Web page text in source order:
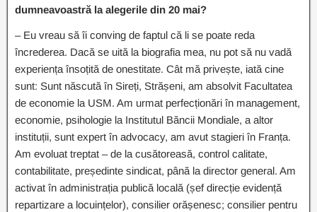
dumneavoastră la alegerile din 20 mai?
– Eu vreau să îi conving de faptul că li se poate reda
încrederea. Dacă se uită la biografia mea, nu pot să nu vadă
experiența însoțită de onestitate. Cât mă privește, iată cine
sunt: Sunt născută în Sireți, Strășeni, am absolvit Facultatea
de economie la USM. Am urmat perfecționări în management,
economie, psihologie la Institutul Băncii Mondiale, a altor
instituții, sunt expert în advocacy, am avut stagieri în Franța.
Am evoluat treptat – de la cusătoreasă, control calitate,
contabilitate, președinte sindicat, până la director general. Am
activat în administrația publică locală (șef direcție evidență
repartizare a locuințelor), consilier orășenesc; consilier pentru